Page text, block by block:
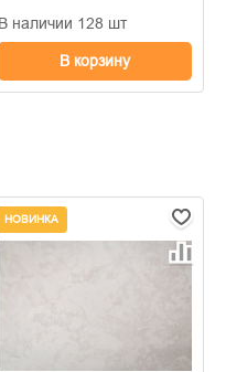
В наличии 128 шт
В корзину
НОВИНКА